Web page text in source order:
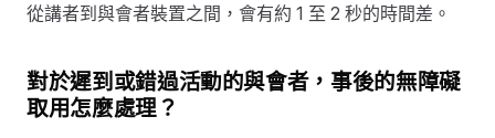
從講者到與會者裝置之間，會有約 1 至 2 秒的時間差。
對於遲到或錯過活動的與會者，事後的無障礙
取用怎麼處理？